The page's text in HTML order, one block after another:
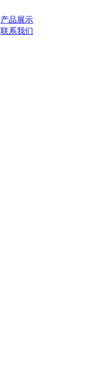
产品展示
联系我们